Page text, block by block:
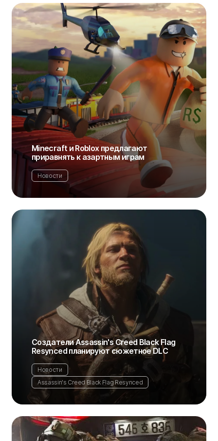
Minecraft и Roblox предлагают
приравнять к азартным играм
Новости
Создатели Assassin's Creed Black Flag
Resynced планируют сюжетное DLC
Новости
Assassin's Creed Black Flag Resynced